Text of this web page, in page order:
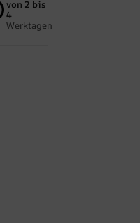
von 2 bis
4
Werktagen